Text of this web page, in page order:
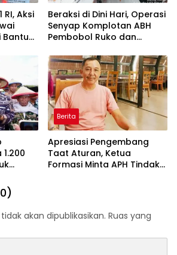
RI, Aksi
Bantu
Beraksi di Dini Hari, Operasi
Senyap Komplotan ABH
Pembobol Ruko dan
Macan Blambangan
Berita
Apresiasi Pengembang
Taat Aturan, Ketua
Formasi Minta APH Tindak
akan dipublikasikan. Ruas yang